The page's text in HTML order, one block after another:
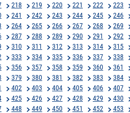
218 219 220 221 222 223
241 242 243 244 245 246
264 265 266 267 268 269
287 288 289 290 291 292
310 311 312 313 314 315
333 334 335 336 337 338
356 357 358 359 360 361
379 380 381 382 383 384
402 403 404 405 406 407
425 426 427 428 429 430
448 449 450 451 452 453